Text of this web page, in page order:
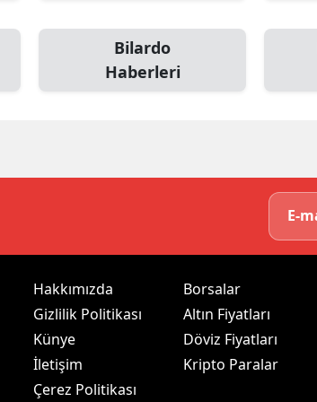
Bilardo
Haberleri
Hakkımızda
Gizlilik Politikası
Künye
İletişim
Çerez Politikası
Borsalar
Altın Fiyatları
Döviz Fiyatları
Kripto Paralar